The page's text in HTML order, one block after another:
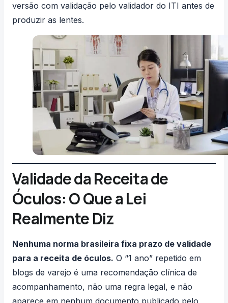
versão com validação pelo validador do ITI antes de
produzir as lentes.
Validade da Receita de
Óculos: O Que a Lei
Realmente Diz
Nenhuma norma brasileira fixa prazo de validade
para a receita de óculos. O “1 ano” repetido em
blogs de varejo é uma recomendação clínica de
acompanhamento, não uma regra legal, e não